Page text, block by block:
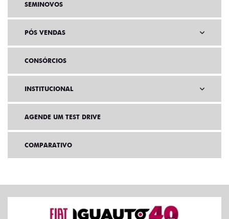
SEMINOVOS
PÓS VENDAS
CONSÓRCIOS
INSTITUCIONAL
AGENDE UM TEST DRIVE
COMPARATIVO